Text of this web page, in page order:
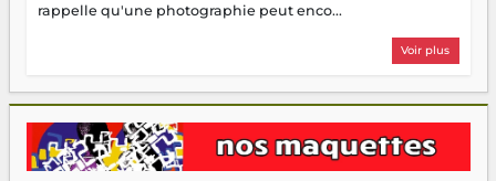
rappelle qu'une photographie peut enco...
Voir plus